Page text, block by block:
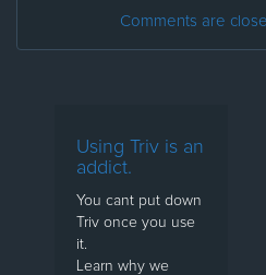
Comments are
Using Triv is an
addict.
You cant put down
Triv once you use
it.
Learn why we